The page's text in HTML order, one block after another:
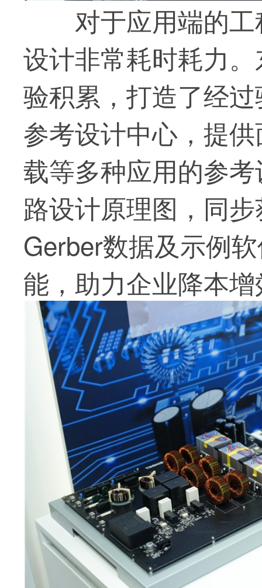
对于应用端的
设计非常耗时耗力
验积累，打造了经
参考设计中心，提
载等多种应用的参
路设计原理图，同
Gerber数据及示例
能，助力企业降本